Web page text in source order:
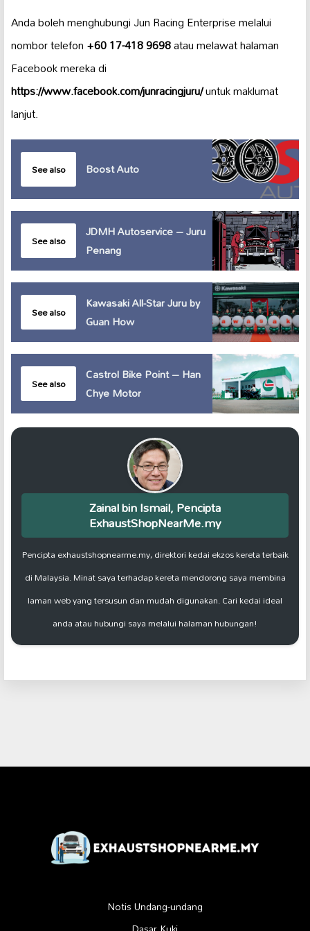
Anda boleh menghubungi Jun Racing Enterprise melalui
nombor telefon+60 17-418 9698atau melawat halaman
Facebook mereka di
https://www.facebook.com/junracingjuru/untuk maklumat
lanjut.
See also Boost Auto
See also
JDMH Autoservice – Juru
Penang
See also
Kawasaki All-Star Juru by
Guan How
See also
Castrol Bike Point – Han
Chye Motor
Zainal bin Ismail, Pencipta
ExhaustShopNearMe.my
Pencipta exhaustshopnearme.my, direktori kedai ekzos kereta terbaik
di Malaysia. Minat saya terhadap kereta mendorong saya membina
laman web yang tersusun dan mudah digunakan. Cari kedai ideal
anda atau hubungi saya melalui halaman hubungan!
Notis Undang-undang